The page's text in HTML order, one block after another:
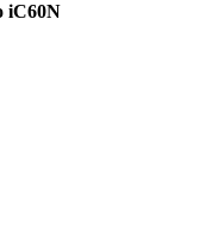
iC60N